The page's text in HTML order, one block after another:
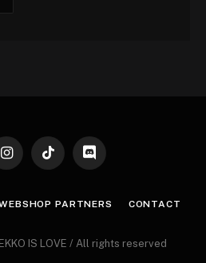
InstagramTikTok Discord
PARTNERS CONTACT
IS LOVE / All rights reserved